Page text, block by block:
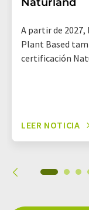
A partir de
Plant Based
certificación
LEER NOTICIA